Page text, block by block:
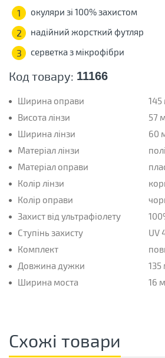
Код товару: 11166
Ширина оправи
Висота лінзи
57
Ширина лінзи
60
Матеріал лінзи
Матеріал оправи
Колір лінзи
Колір оправи
Захист від ультрафіолету
Ступінь захисту
UV
Комплект
Довжина дужки
Ширина моста
16
1 окуляри зі 100% захистом
2 надійний жорсткий футляр
3 серветка з мікрофібри
Схожі товари